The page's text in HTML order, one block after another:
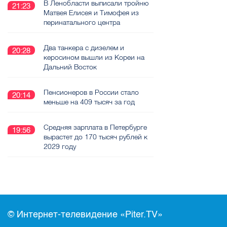
21:23
В Ленобласти выписали тройню
Матвея Елисея и Тимофея из
перинатального центра
20:28
Два танкера с дизелем и
керосином вышли из Кореи на
Дальний Восток
20:14
Пенсионеров в России стало
меньше на 409 тысяч за год
19:56
Средняя зарплата в Петербурге
вырастет до 170 тысяч рублей к
2029 году
© Интернет-телевидение «Piter.TV»